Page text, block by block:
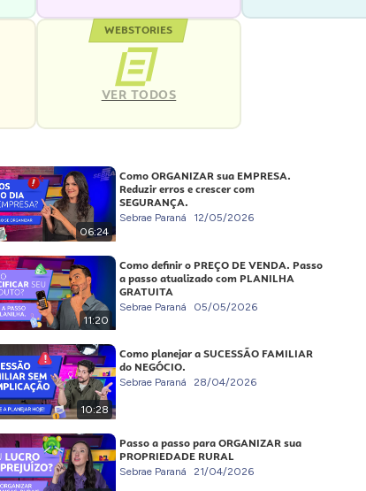
WEBSTORIES
VER TODOS
06:24
Como ORGANIZAR sua EMPRESA.
Reduzir erros e crescer com
SEGURANÇA.
Sebrae Paraná 12/05/2026
11:20
Como definir o PREÇO DE VENDA. Passo
a passo atualizado com PLANILHA
GRATUITA
Sebrae Paraná 05/05/2026
10:28
Como planejar a SUCESSÃO FAMILIAR
do NEGÓCIO.
Sebrae Paraná 28/04/2026
Passo a passo para ORGANIZAR sua
PROPRIEDADE RURAL
Sebrae Paraná 21/04/2026